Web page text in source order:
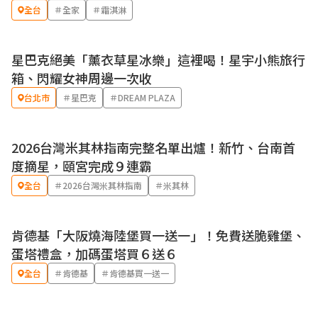
全台 ＃全家 ＃霜淇淋
星巴克絕美「薰衣草星冰樂」這裡喝！星宇小熊旅行
箱、閃耀女神周邊一次收
台北市 ＃星巴克 ＃DREAM PLAZA
2026台灣米其林指南完整名單出爐！新竹、台南首
度摘星，頤宮完成９連霸
全台 ＃2026台灣米其林指南 ＃米其林
優惠
肯德基「大阪燒海陸堡買一送一」！免費送脆雞堡、
蛋塔禮盒，加碼蛋塔買６送６
全台 ＃肯德基 ＃肯德基買一送一